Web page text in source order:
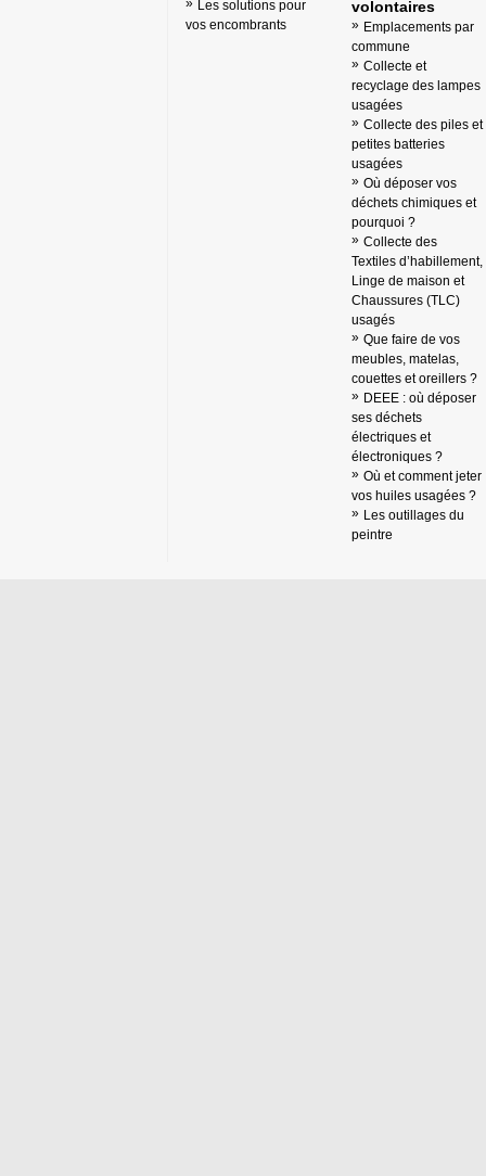
Les solutions pour
vos encombrants
volontaires
Emplacements par
commune
Collecte et
recyclage des lampes
usagées
Collecte des piles et
petites batteries
usagées
Où déposer vos
déchets chimiques et
pourquoi ?
Collecte des
Textiles d’habillement,
Linge de maison et
Chaussures (TLC)
usagés
Que faire de vos
meubles, matelas,
couettes et oreillers ?
DEEE : où déposer
ses déchets
électriques et
électroniques ?
Où et comment jeter
vos huiles usagées ?
Les outillages du
peintre